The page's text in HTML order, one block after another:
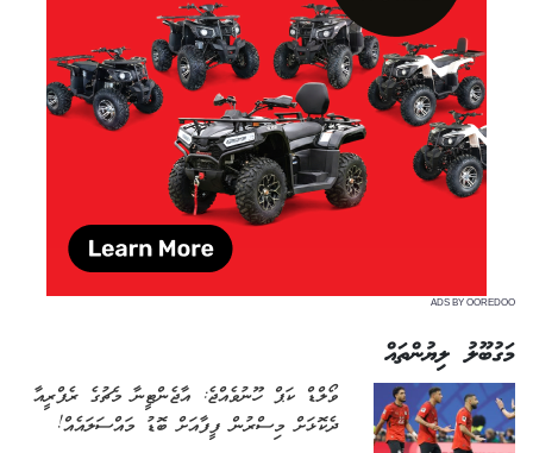
ADS BY OOREDOO
މަގުބޫލު ލިޔުންތައް
ވޯލްޑް ކަޕް ހޫނުވެއްޖެ: އާޖެންޓީނާ މެޗުގެ ރެފްރީއާ
ދެކޮޅަށް މިސްރުން ފީފާއަށް ބޮޑު މައްސަލައެއް!